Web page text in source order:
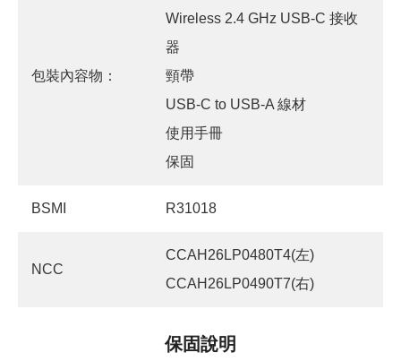
包裝內容物：
Wireless 2.4 GHz USB-C 接收
器
頸帶
USB-C to USB-A 線材
使用手冊
保固
BSMI R31018
NCC
CCAH26LP0480T4(左)
CCAH26LP0490T7(右)
保固說明